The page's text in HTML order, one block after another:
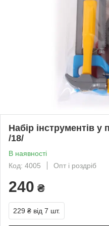
Набір інструментів у
/18/
В наявності
Код: 4005
Опт і роздріб
240 ₴
229 ₴ від 7 шт.